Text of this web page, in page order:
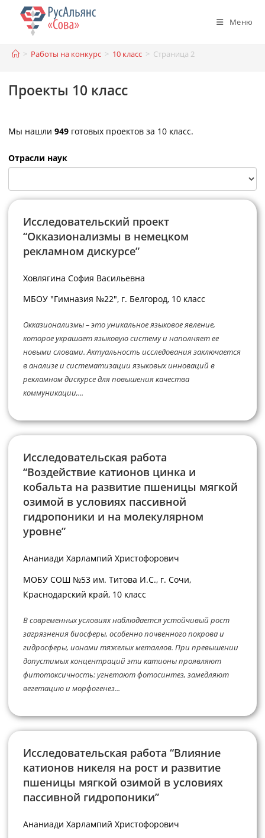
Перейти
содержимому
Меню
> Работы на конкурс > 10 класс > Страница 2
Проекты 10 класс
Мы нашли 949готовых проектов за 10 класс.
Отрасли наук
Исследовательский проект
“Окказионализмы в немецком
рекламном дискурсе”
Ховлягина София Васильевна
МБОУ "Гимназия №22", г. Белгород, 10 класс
Окказионализмы – это уникальное языковое явление,
которое украшает языковую систему и наполняет ее
новыми словами. Актуальность исследования заключается
в анализе и систематизации языковых инноваций в
рекламном дискурсе для повышения качества
коммуникации,...
Исследовательская работа
“Воздействие катионов цинка и
кобальта на развитие пшеницы мягкой
озимой в условиях пассивной
гидропоники и на молекулярном
уровне”
Ананиади Харлампий Христофорович
МОБУ СОШ №53 им. Титова И.С., г. Сочи,
Краснодарский край, 10 класс
В современных условиях наблюдается устойчивый рост
загрязнения биосферы, особенно почвенного покрова и
гидросферы, ионами тяжелых металлов. При превышении
допустимых концентраций эти катионы проявляют
фитотоксичность: угнетают фотосинтез, замедляют
вегетацию и морфогенез...
Исследовательская работа “Влияние
катионов никеля на рост и развитие
пшеницы мягкой озимой в условиях
пассивной гидропоники”
Ананиади Харлампий Христофорович